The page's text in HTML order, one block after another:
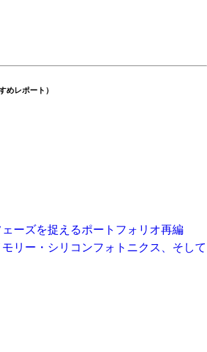
めレポート）
ーズを捉えるポートフォリオ再編
リー・シリコンフォトニクス、そして